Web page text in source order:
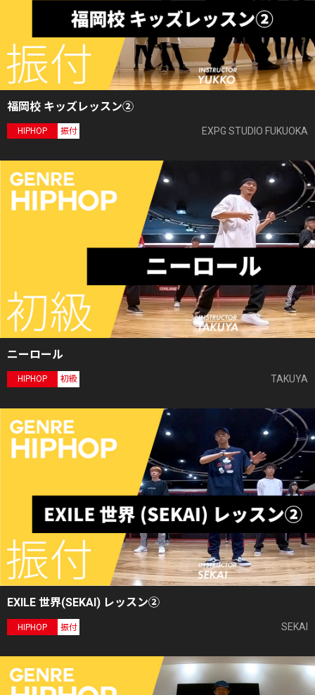
福岡校 キッズレッスン②
HIPHOP 振付 EXPG STUDIO FUKUOKA
ニーロール
HIPHOP 初級 TAKUYA
EXILE 世界(SEKAI) レッスン②
HIPHOP 振付 SEKAI